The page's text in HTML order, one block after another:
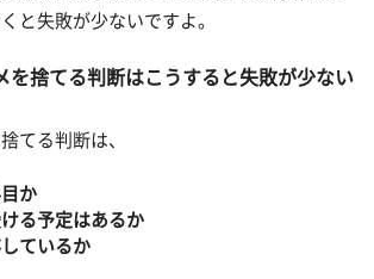
と失敗が少ないですよ。
を捨てる判断はこうすると失敗が少ない
てる判断は、
か
る予定はあるか
ているか